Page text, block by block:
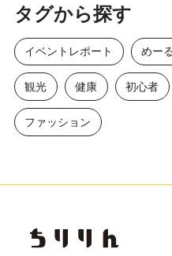
タグから探す
イベントレポート
観光 健康 初心者
ファッション